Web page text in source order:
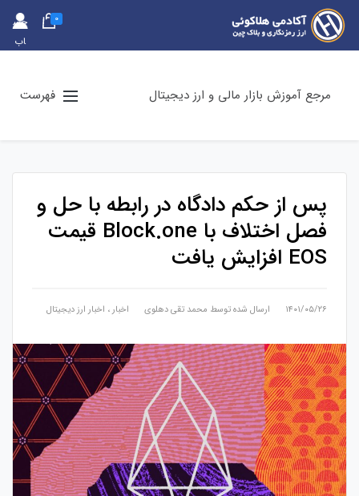
حس
اب
0
مرجع آموزش بازار مالی و ارز دیجیتال فهرست
پس از حکم دادگاه در رابطه با حل و
فصل اختلاف با Block.one قیمت
EOS افزایش یافت
۱۴۰۱/۰۵/۲۶ ارسال شده توسط محمد تقی دهلوی اخبار ، اخبار ارز دیجیتال